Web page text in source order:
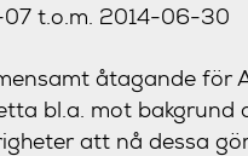
t.o.m. 2014-06-30
åtagande för
bl.a. mot
att nå dessa